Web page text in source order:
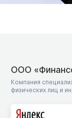
ООО
Компания
физических лиц и